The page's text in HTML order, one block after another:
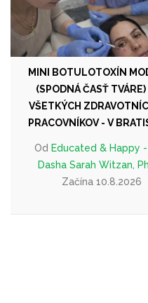
MINI BOTULOTOXÍN
(SPODNÁ ČASŤ TVÁRE)
VŠETKÝCH
PRACOVNÍKOV - V
Od Educated & Happy -
Dasha Sarah Witzan,
Začína 10.8.2026